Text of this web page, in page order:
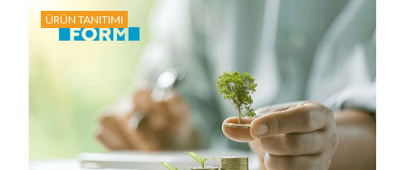
ÜRÜN TANITIMI